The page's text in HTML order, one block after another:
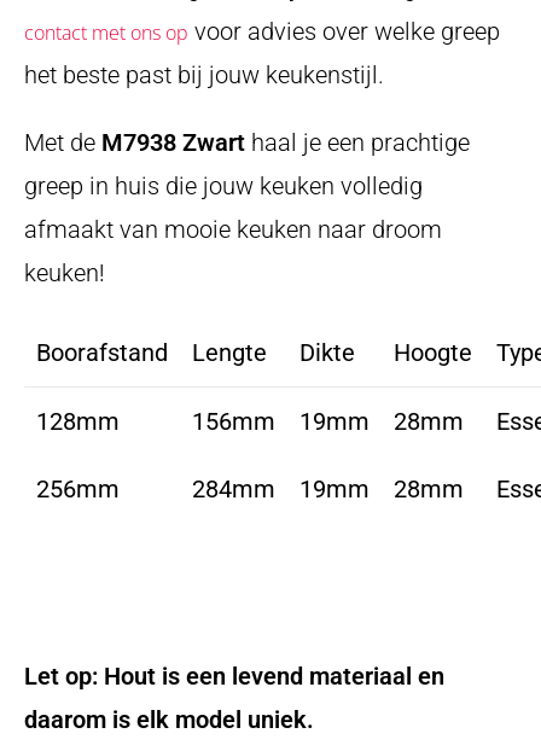
contact met ons op voor advies over welke greep
het beste past bij jouw keukenstijl.
Met de M7938 Zwart haal je een prachtige
greep in huis die jouw keuken volledig
afmaakt van mooie keuken naar droom
keuken!
Boorafstand Lengte Dikte Hoogte
128mm 156mm 19mm 28mm
256mm 284mm 19mm 28mm
Let op: Hout is een levend materiaal en
daarom is elk model uniek.